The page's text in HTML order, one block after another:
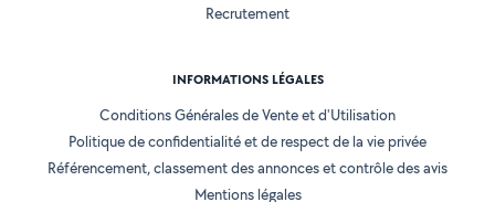
Recrutement
INFORMATIONS LÉGALES
Conditions Générales de Vente et d'Utilisation
Politique de confidentialité et de respect de la vie privée
Référencement, classement des annonces et contrôle des avis
Mentions légales